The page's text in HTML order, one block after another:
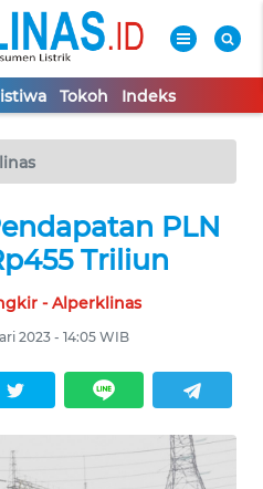
Tokoh Indeks
PLN
Triliun
- Alperklinas
2023 - 14:05 WIB